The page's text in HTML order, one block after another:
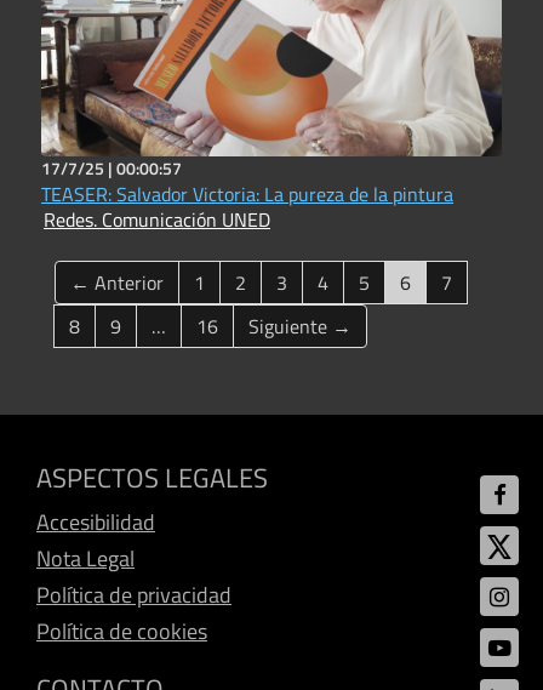
17/7/25 |00:00:57
TEASER: Salvador Victoria: La pureza de la pintura
Redes. Comunicación UNED
← Anterior 1 2 3 4 5 6(current)
7
8
9 … 16 Siguiente →
ASPECTOS LEGALES
Accesibilidad
Nota Legal
Política de privacidad
Política de cookies